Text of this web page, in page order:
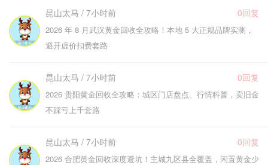
昆山太马 / 7小时前 0回复
2026 年 8 月武汉黄金回收全攻略！本地 5 大正规品牌实测，
避开虚价扣费套路
昆山太马 / 7小时前 0回复
2026 贵阳黄金回收全攻略：城区门店盘点、行情科普，卖旧金
不踩亏上千套路
昆山太马 / 7小时前 0回复
2026 合肥黄金回收深度避坑！主城九区县全覆盖，闲置黄金少